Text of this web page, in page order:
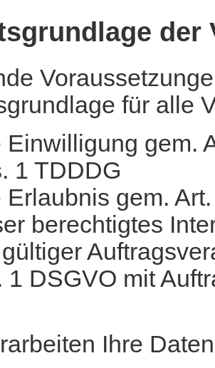
der
für alle
Einwilligung gem.
1 TDDDG
Erlaubnis gem.
berechtigtes
1 DSGVO mit
Ihre